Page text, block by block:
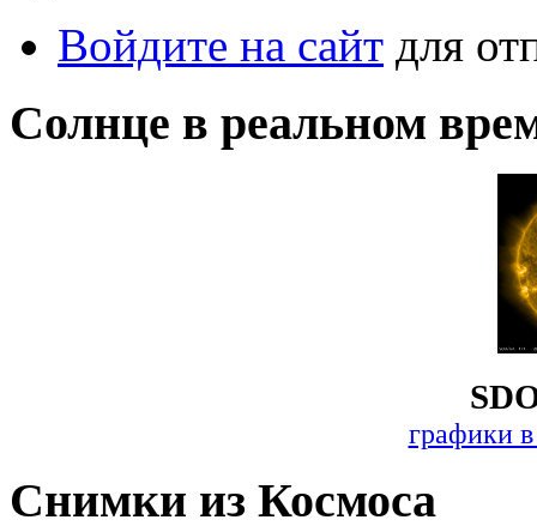
Войдите на сайт для
Солнце в реальном
графики
Снимки из Космоса